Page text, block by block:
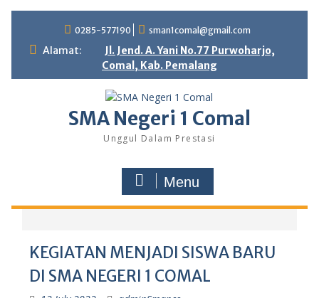
0285-577190 sman1comal@gmail.com
Alamat:
Jl. Jend. A. Yani No.77 Purwoharjo,
Comal, Kab. Pemalang
SMA Negeri 1 Comal
Unggul Dalam Prestasi
Menu
KEGIATAN MENJADI SISWA BARU
DI SMA NEGERI 1 COMAL